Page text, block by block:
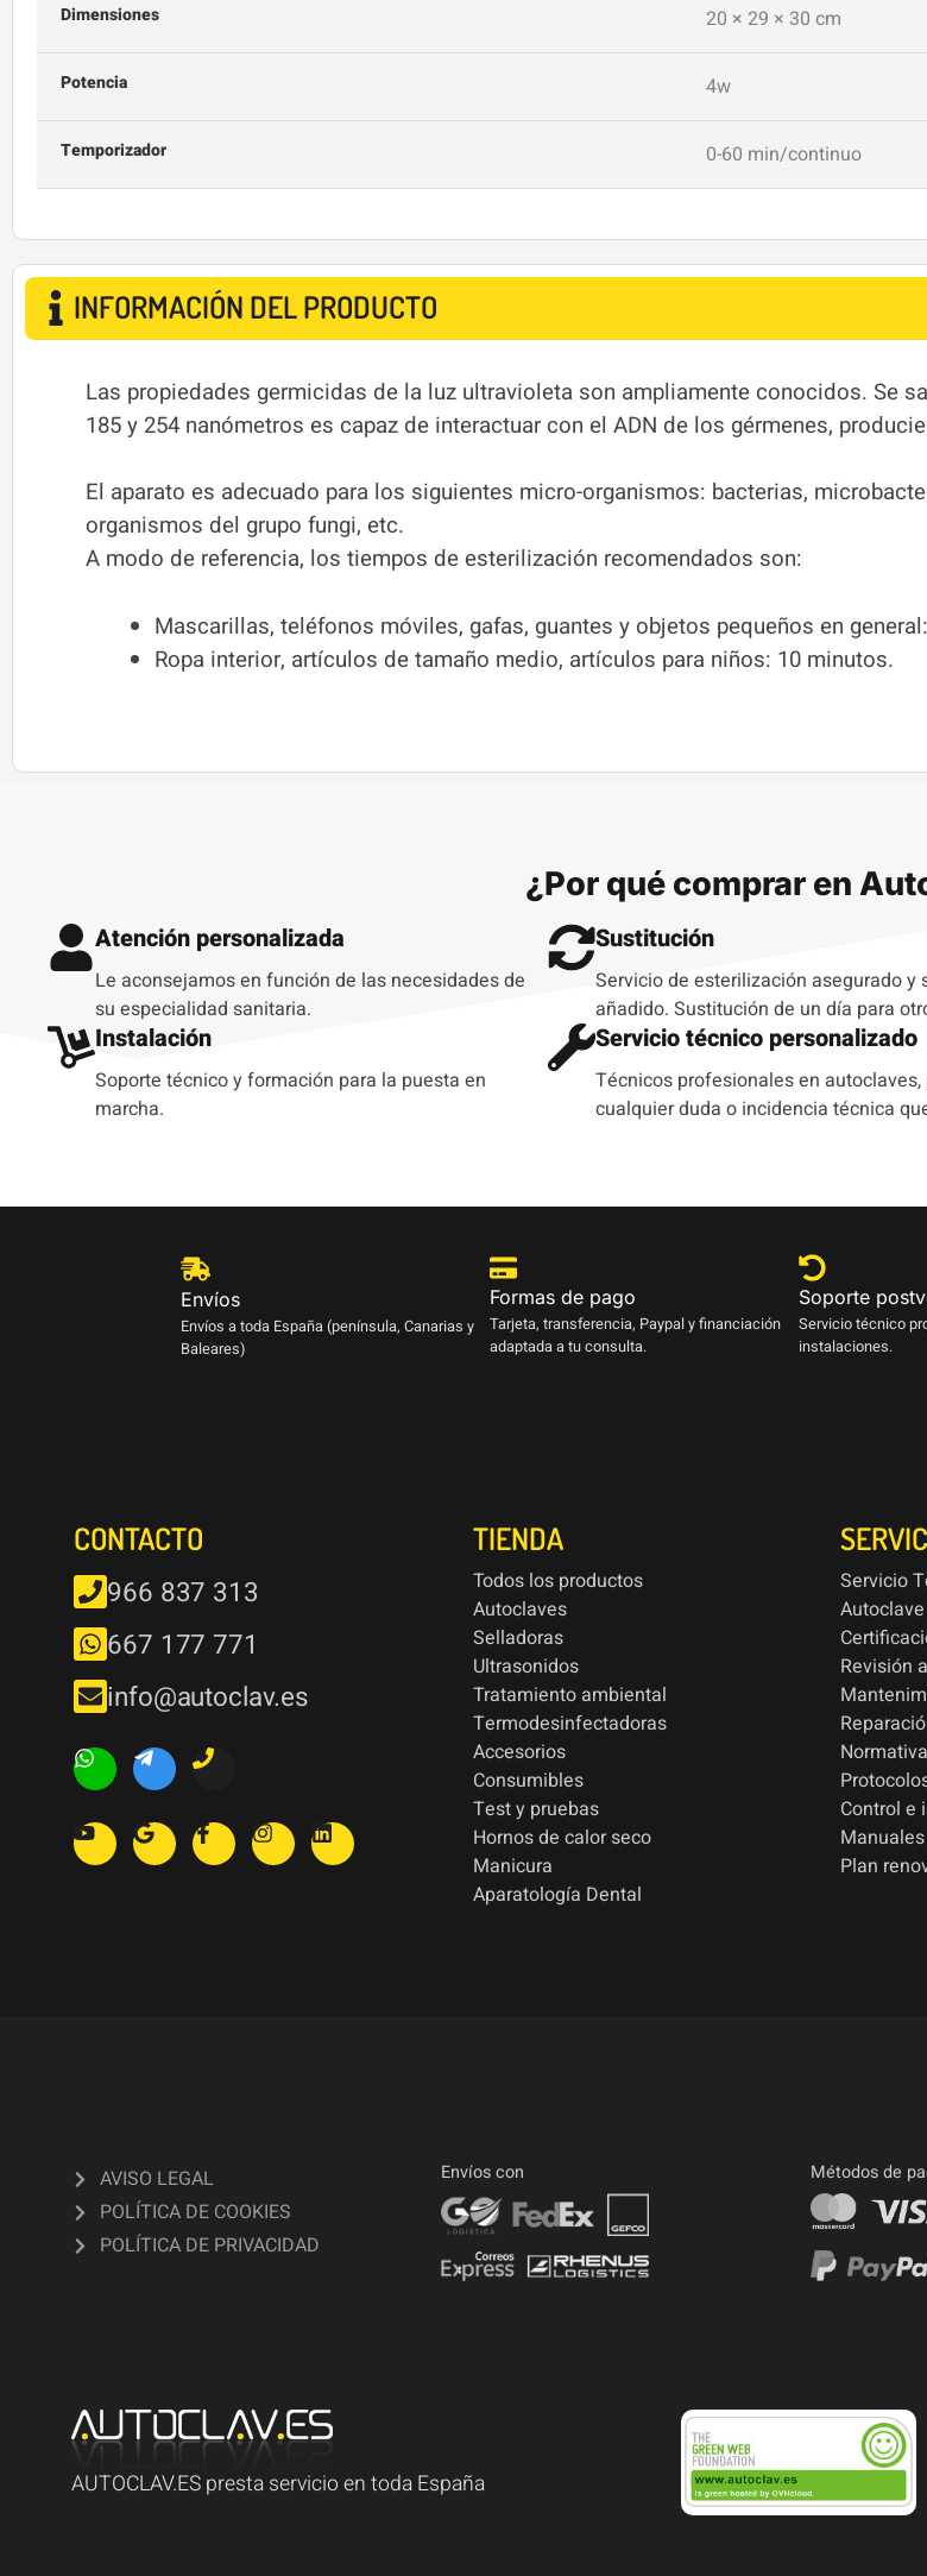
Dimensiones 20 × 29 × 30 cm
Potencia 4w
Temporizador 0-60 min/continuo
INFORMACIÓN DEL PRODUCTO
Las propiedades germicidas de la luz ultravioleta son ampliamente conocidos. Se
185 y 254 nanómetros es capaz de interactuar con el ADN de los gérmenes,
El aparato es adecuado para los siguientes micro-organismos: bacterias,
organismos del grupo fungi, etc.
A modo de referencia, los tiempos de esterilización recomendados son:
Mascarillas, teléfonos móviles, gafas, guantes y objetos pequeños en
Ropa interior, artículos de tamaño medio, artículos para niños: 10 minutos.
¿Por qué comprar en
Atención personalizada
Le aconsejamos en función de las necesidades de
su especialidad sanitaria.
Sustitución
Servicio de esterilización asegurado y
añadido. Sustitución de un día para
Instalación
Soporte técnico y formación para la puesta en
marcha.
Servicio técnico personalizado
Técnicos profesionales en
cualquier duda o incidencia técnica
Envíos
Envíos a toda España (península, Canarias y
Baleares)
Formas de pago
Tarjeta, transferencia, Paypal y financiación
adaptada a tu consulta.
Soporte
Servicio técnico
instalaciones.
CONTACTO
966 837 313
667 177 771
info@autoclav.es
TIENDA
Todos los productos
Autoclaves
Selladoras
Ultrasonidos
Tratamiento ambiental
Termodesinfectadoras
Accesorios
Consumibles
Test y pruebas
Hornos de calor seco
Manicura
Aparatología Dental
Servicio
Revisión
Control e
Plan
AVISO LEGAL
POLÍTICA DE COOKIES
POLÍTICA DE PRIVACIDAD
Envíos con Métodos de
AUTOCLAV.ES presta servicio en toda España